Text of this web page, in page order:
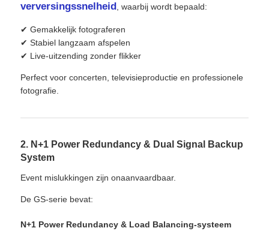
verversingssnelheid , waarbij wordt bepaald:
✔ Gemakkelijk fotograferen
✔ Stabiel langzaam afspelen
✔ Live-uitzending zonder flikker
Perfect voor concerten, televisieproductie en professionele
fotografie.
2. N+1 Power Redundancy & Dual Signal Backup
System
Event mislukkingen zijn onaanvaardbaar.
De GS-serie bevat:
N+1 Power Redundancy & Load Balancing-systeem